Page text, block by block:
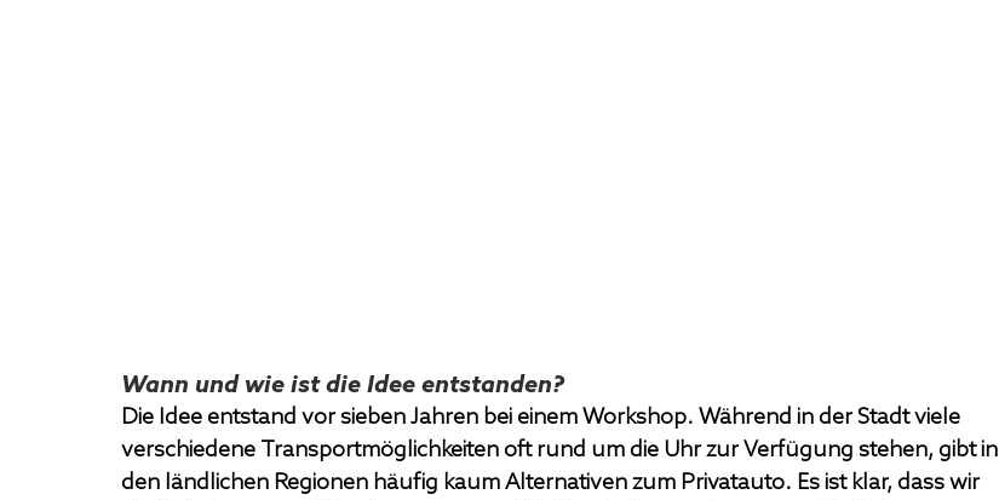
Wann und wie ist die Idee entstanden?
Die Idee entstand vor sieben Jahren bei einem Workshop. Während in der Stadt viele
verschiedene Transportmöglichkeiten oft rund um die Uhr zur Verfügung stehen, gibt in
den ländlichen Regionen häufig kaum Alternativen zum Privatauto. Es ist klar, dass wir